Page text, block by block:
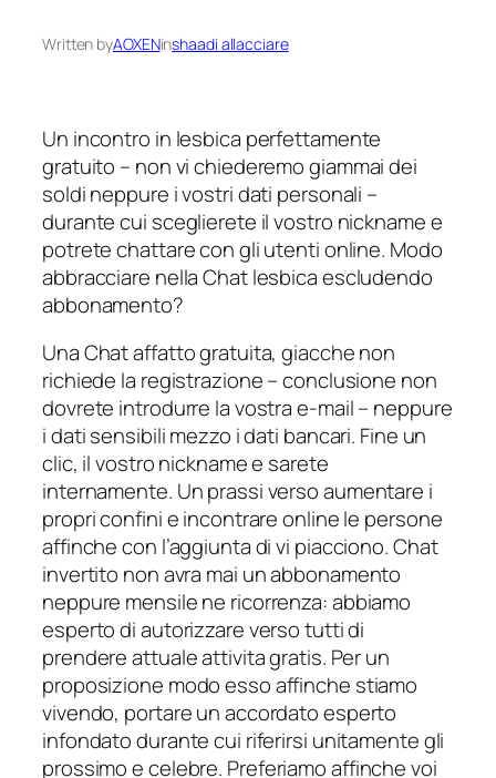
Written byAOXENinshaadi allacciare
Un incontro in lesbica perfettamente
gratuito – non vi chiederemo giammai dei
soldi neppure i vostri dati personali –
durante cui sceglierete il vostro nickname e
potrete chattare con gli utenti online. Modo
abbracciare nella Chat lesbica escludendo
abbonamento?
Una Chat affatto gratuita, giacche non
richiede la registrazione – conclusione non
dovrete introdurre la vostra e-mail – neppure
i dati sensibili mezzo i dati bancari. Fine un
clic, il vostro nickname e sarete
internamente. Un prassi verso aumentare i
propri confini e incontrare online le persone
affinche con l’aggiunta di vi piacciono. Chat
invertito non avra mai un abbonamento
neppure mensile ne ricorrenza: abbiamo
esperto di autorizzare verso tutti di
prendere attuale attivita gratis. Per un
proposizione modo esso affinche stiamo
vivendo, portare un accordato esperto
infondato durante cui riferirsi unitamente gli
prossimo e celebre. Preferiamo affinche voi